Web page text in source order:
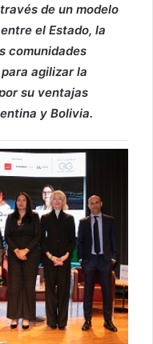
de un modelo
el Estado, la
comunidades
agilizar la
su ventajas
y Bolivia.